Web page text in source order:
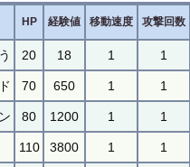
HP 経験値 移動速度 攻撃回数
20 18 1
1
70 650 1 1
80 1200 1 1
110 3800 1 1